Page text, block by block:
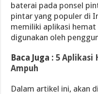
baterai pada ponsel
pintar yang populer di
memiliki aplikasi
digunakan oleh
Baca Juga :5 Aplikasi
Ampuh
Dalam artikel ini, akan